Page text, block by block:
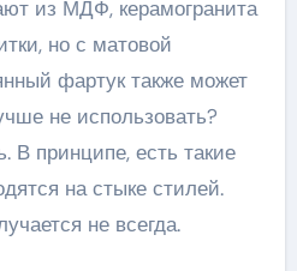
из МДФ, керамогранита
но с матовой
фартук также может
не использовать?
В принципе, есть такие
на стыке стилей.
не всегда.